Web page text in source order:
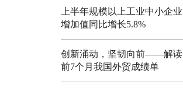
上半年规模以上工业中小企业
增加值同比增长5.8%
创新涌动，坚韧向前——解读
前7个月我国外贸成绩单